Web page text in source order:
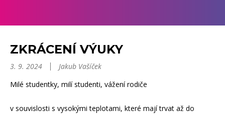
ZKRÁCENÍ VÝUKY
3. 9. 2024
Jakub Vašíček
Milé studentky, milí studenti, vážení rodiče
v souvislosti s vysokými teplotami, které mají trvat až do